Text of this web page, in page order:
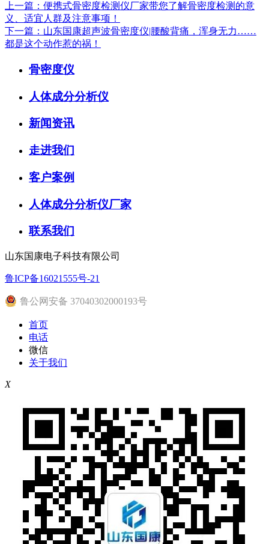
上一篇：便携式骨密度检测仪厂家带您了解骨密度检测的意
义、适宜人群及注意事项！
下一篇：山东国康超声波骨密度仪|腰酸背痛，浑身无力……
都是这个动作惹的祸！
骨密度仪
人体成分分析仪
新闻资讯
走进我们
客户案例
人体成分分析仪厂家
联系我们
山东国康电子科技有限公司
鲁ICP备16021555号-21
鲁公网安备 37040302000193号
首页
电话
微信
关于我们
X